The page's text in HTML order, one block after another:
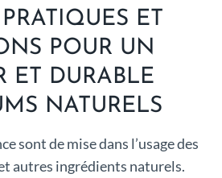
ET
POUR UN
ET DURABLE
NATURELS
sont de mise dans l’usage des
autres ingrédients naturels.